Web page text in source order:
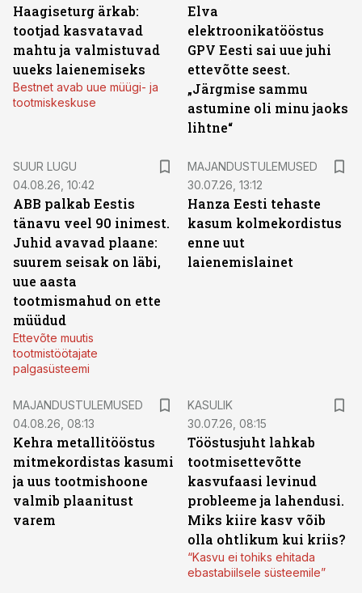
Haagiseturg ärkab:
tootjad kasvatavad
mahtu ja valmistuvad
uueks laienemiseks
Bestnet avab uue müügi- ja
tootmiskeskuse
Elva
elektroonikatööstus
GPV Eesti sai uue juhi
ettevõtte seest.
„Järgmise sammu
astumine oli minu jaoks
lihtne“
SUUR LUGU
04.08.26, 10:42
ABB palkab Eestis
tänavu veel 90 inimest.
Juhid avavad plaane:
suurem seisak on läbi,
uue aasta
tootmismahud on ette
müüdud
Ettevõte muutis
tootmistöötajate
palgasüsteemi
MAJANDUSTULEMUSED
30.07.26, 13:12
Hanza Eesti tehaste
kasum kolmekordistus
enne uut
laienemislainet
MAJANDUSTULEMUSED
04.08.26, 08:13
Kehra metallitööstus
mitmekordistas kasumi
ja uus tootmishoone
valmib plaanitust
varem
KASULIK
30.07.26, 08:15
Tööstusjuht lahkab
tootmisettevõtte
kasvufaasi levinud
probleeme ja lahendusi.
Miks kiire kasv võib
olla ohtlikum kui kriis?
“Kasvu ei tohiks ehitada
ebastabiilsele süsteemile”